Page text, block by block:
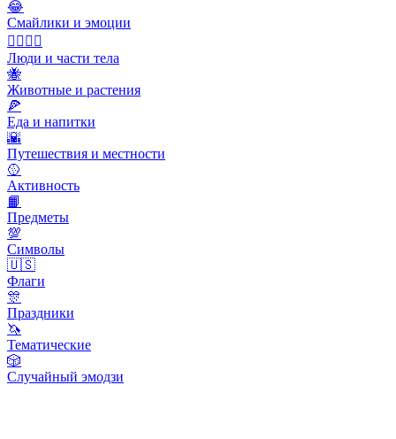
😂
Смайлики и эмоции
👩‍❤️‍💋‍👨
Люди и части тела
🐝
Животные и растения
🍕
Еда и напитки
🌇
Путешествия и местности
🥎
Активность
📙
Предметы
💯
Символы
🇺🇸
Флаги
🎊
Праздники
🦄
Тематические
🎲
Случайный эмодзи